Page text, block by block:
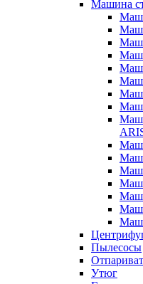
Машина
Пылесосы
Утюг